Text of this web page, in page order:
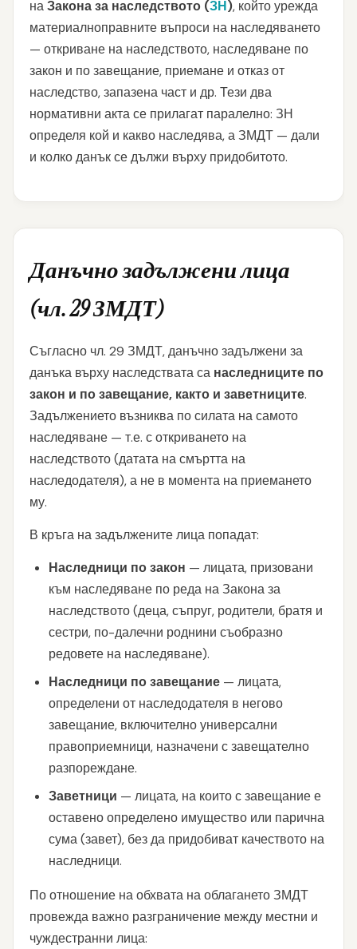
наЗакона за наследството (ЗН), който урежда
материалноправните въпроси на наследяването
— откриване на наследството, наследяване по
закон и по завещание, приемане и отказ от
наследство, запазена част и др. Тези два
нормативни акта се прилагат паралелно: ЗН
определя кой и какво наследява, а ЗМДТ — дали
и колко данък се дължи върху придобитото.
Данъчно задължени лица
(чл. 29 ЗМДТ)
Съгласно чл. 29 ЗМДТ, данъчно задължени за
данъка върху наследствата са наследниците по
закон и по завещание, както и заветниците.
Задължението възниква по силата на самото
наследяване — т.е. с откриването на
наследството (датата на смъртта на
наследодателя), а не в момента на приемането
му.
В кръга на задължените лица попадат:
Наследници по закон — лицата, призовани
към наследяване по реда на Закона за
наследството (деца, съпруг, родители, братя и
сестри, по-далечни роднини съобразно
редовете на наследяване).
Наследници по завещание — лицата,
определени от наследодателя в негово
завещание, включително универсални
правоприемници, назначени с завещателно
разпореждане.
Заветници — лицата, на които с завещание е
оставено определено имущество или парична
сума (завет), без да придобиват качеството на
наследници.
По отношение на обхвата на облагането ЗМДТ
провежда важно разграничение между местни и
чуждестранни лица: